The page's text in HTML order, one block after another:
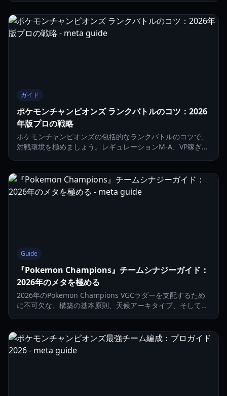
ガイド
ポケモンチャンピオンズ ランクバトルのコツ：2026
年版プロの戦略
ポケモンチャンピオンズの包括的なランクバトルのコツで、
対戦環境を極めましょう。レギュレーションM-A、VP稼ぎ、
Guide
『Pokemon Champions』チームシナジーガイド：
2026年のメタを極める
2026年のPokemon Champions VGCラダーを支配するため
に不可欠な、構築の基本原則、天候アーキタイプ、そして防